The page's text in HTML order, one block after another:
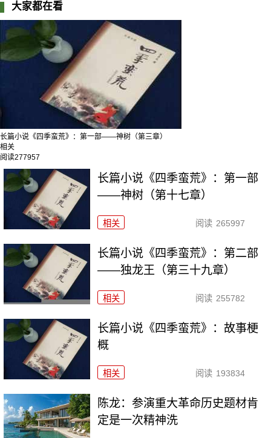
大家都在看
长篇小说《四季蛮荒》：第一部——神树（第三章）
相关
阅读277957
长篇小说《四季蛮荒》：第一部
——神树（第十七章）
相关 阅读 265997
长篇小说《四季蛮荒》：第二部
——独龙王（第三十九章）
相关 阅读 255782
长篇小说《四季蛮荒》：故事梗
概
相关 阅读 193834
陈龙：参演重大革命历史题材肯
定是一次精神洗